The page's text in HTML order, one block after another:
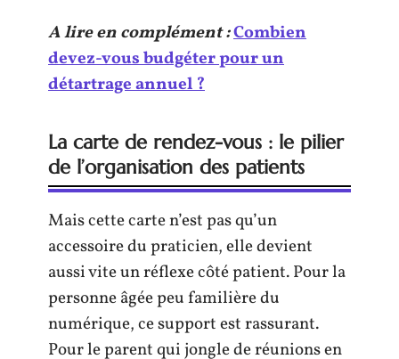
A lire en complément :Combien
devez-vous budgéter pour un
détartrage annuel ?
La carte de rendez-vous : le pilier
de l’organisation des patients
Mais cette carte n’est pas qu’un
accessoire du praticien, elle devient
aussi vite un réflexe côté patient. Pour la
personne âgée peu familière du
numérique, ce support est rassurant.
Pour le parent qui jongle de réunions en